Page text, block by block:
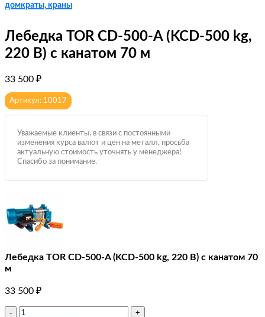
домкраты, краны
Лебедка TOR CD-500-A (KCD-500 kg,
220 В) с канатом 70 м
33 500 ₽
Артикул: 10017
Уважаемые клиенты, в связи с постоянными
изменения курса валют и цен на металл, просьба
актуальную стоимость уточнять у менеджера!
Спасибо за понимание.
Лебедка TOR CD-500-A (KCD-500 kg, 220 В) с канатом 70
м
33 500 ₽
Количество